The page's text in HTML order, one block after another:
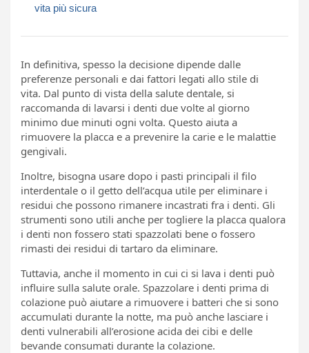
vita più sicura
In definitiva, spesso la decisione dipende dalle
preferenze personali e dai fattori legati allo stile di
vita. Dal punto di vista della salute dentale, si
raccomanda di lavarsi i denti due volte al giorno
minimo due minuti ogni volta. Questo aiuta a
rimuovere la placca e a prevenire la carie e le malattie
gengivali.
Inoltre, bisogna usare dopo i pasti principali il filo
interdentale o il getto dell’acqua utile per eliminare i
residui che possono rimanere incastrati fra i denti. Gli
strumenti sono utili anche per togliere la placca qualora
i denti non fossero stati spazzolati bene o fossero
rimasti dei residui di tartaro da eliminare.
Tuttavia, anche il momento in cui ci si lava i denti può
influire sulla salute orale. Spazzolare i denti prima di
colazione può aiutare a rimuovere i batteri che si sono
accumulati durante la notte, ma può anche lasciare i
denti vulnerabili all’erosione acida dei cibi e delle
bevande consumati durante la colazione.